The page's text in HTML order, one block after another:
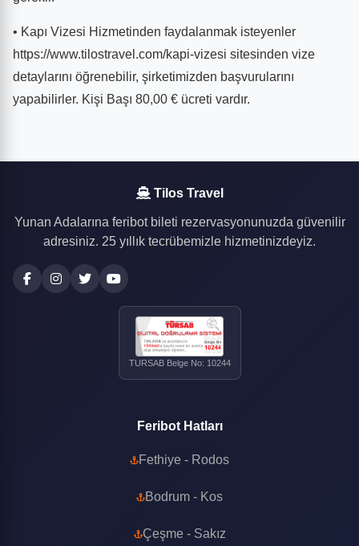
• Kapı Vizesi Hizmetinden faydalanmak isteyenler
https://www.tilostravel.com/kapi-vizesi sitesinden vize
detaylarını öğrenebilir, şirketimizden başvurularını
yapabilirler. Kişi Başı 80,00 € ücreti vardır.
Tilos Travel
Yunan Adalarına feribot bileti rezervasyonunuzda güvenilir
adresiniz. 25 yıllık tecrübemizle hizmetinizdeyiz.
TURSAB Belge No: 10244
Feribot Hatları
Fethiye - Rodos
Bodrum - Kos
Çeşme - Sakız